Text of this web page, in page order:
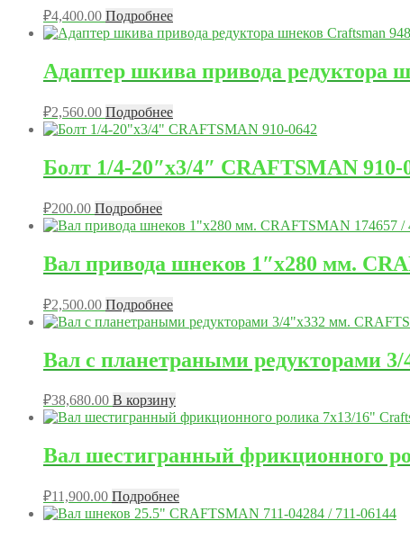
₽4,400.00 Подробнее
Адаптер шкива привода редуктора
₽2,560.00 Подробнее
Болт 1/4-20″x3/4″ CRAFTSMAN 910-
₽200.00 Подробнее
Вал привода шнеков 1″x280 мм.
₽2,500.00 Подробнее
Вал с планетраными редукторами
₽38,680.00 В корзину
Вал шестигранный фрикционного
₽11,900.00 Подробнее